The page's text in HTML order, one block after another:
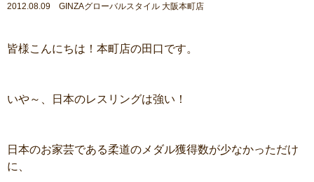
2012.08.09 GINZAグローバルスタイル 大阪本町店
皆様こんにちは！本町店の田口です。
いや～、日本のレスリングは強い！
日本のお家芸である柔道のメダル獲得数が少なかっただけ
に、